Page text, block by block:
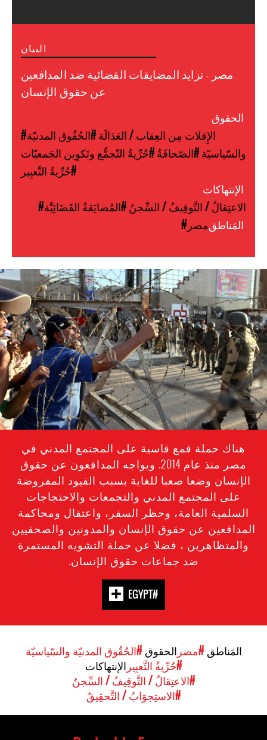
البيان
مصر - تزايد المضايقات القضائية ضد المدافعين
عن حقوق الإنسان
#الإِفلات مِن العِقاب / العَدَالَة#الحُقُوق المدنيّة
والسّياسيّة#الصّحافَةُ#حُرِّيةُ التّجمُّع وتَكوِين الجَمعيّات
#حُرِّيةُ التَّعبِير
#الاعتِقالُ / التَّوقِيفُ / السِّجنُ#المُضايَقةُ القَضَائِيَّة
#مصر
egypt-
general-
context.jpg
هناك حملة قمع قاسية على المجتمع المدني في
مصر منذ عام 2014. ويواجه المدافعون عن حقوق
الإنسان وضعا صعبا للغاية بسبب القيود المفروضة
على المجتمع المدني والتجمعات والاحتجاجات
السلمية العامة، وحظر السفر، واعتقال ومحاكمة
المدافعين عن حقوق الإنسان والمدونين والصحفيين
والمتظاهرين ، فضلا عن حملة التشويه المستمرة
ضد جماعات حقوق الإنسان.
#EGYPT
المَناطق #مصر الحقوق #الحُقُوق المدنيّة والسّياسيّة
#حُرِّيةُ التَّعبِير الإنتهاكات
#الاعتِقالُ / التَّوقِيفُ / السِّجنُ
#الاستِجوَابُ / التَّحقِيقُ